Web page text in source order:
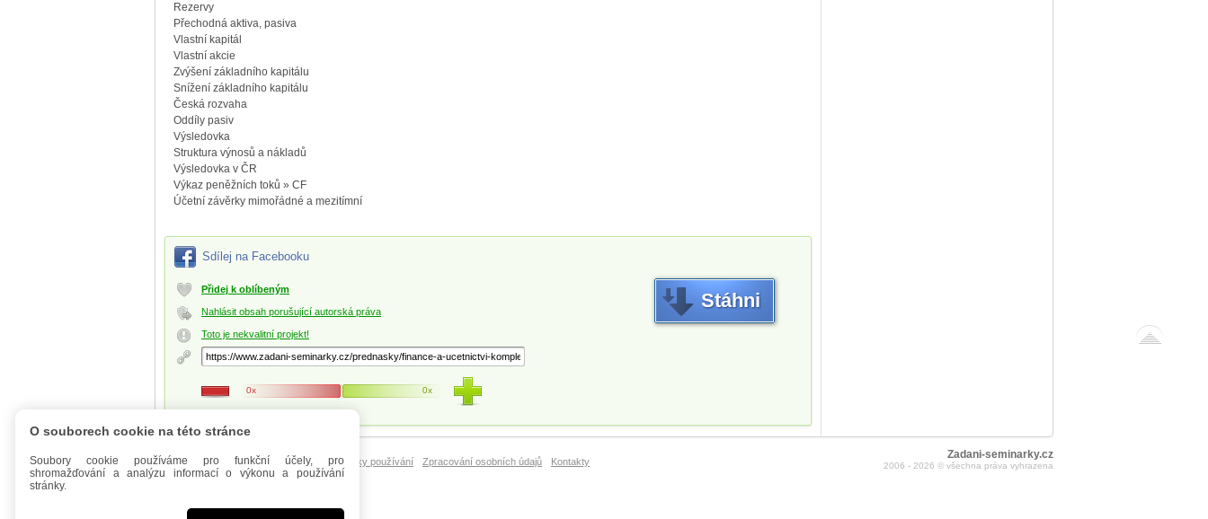
Rezervy
Přechodná aktiva, pasiva
Vlastní kapitál
Vlastní akcie
Zvýšení základního kapitálu
Snížení základního kapitálu
Česká rozvaha
Oddíly pasiv
Výsledovka
Struktura výnosů a nákladů
Výsledovka v ČR
Výkaz peněžních toků » CF
Účetní závěrky mimořádné a mezitímní
Sdílej na Facebooku
Přidej k oblíbeným
Nahlásit obsah porušující autorská práva
Toto je nekvalitní projekt!
0x 0x
Stáhni
Úvod Mobilní verze FAQ - Manuál Podmínky používání Zpracování osobních údajů Kontakty
Zadani-seminarky.cz
2006 - 2026 © všechna práva vyhrazena
O souborech cookie na této stránce
Soubory cookie používáme pro funkční účely, pro
shromažďování a analýzu informací o výkonu a používání
stránky.